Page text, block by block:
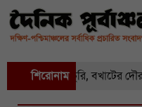
শিরোনাম
পর একচুরি, বখাটের